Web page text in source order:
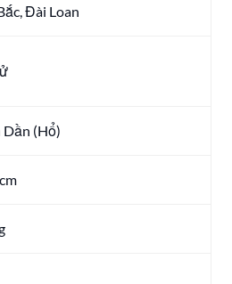
Đài Loan
Dần (Hổ)